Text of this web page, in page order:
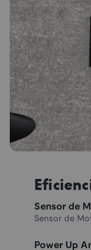
Sensor de
Sensor de
Power Up